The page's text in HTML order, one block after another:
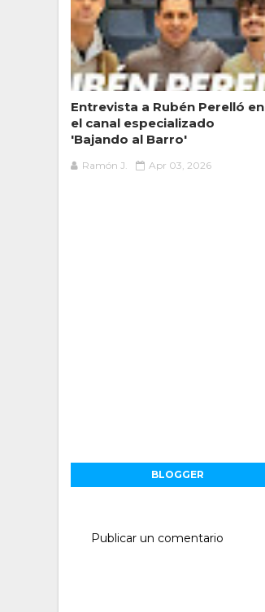
Entrevista a Rubén Perelló en
el canal especializado
'Bajando al Barro'
Ramón J. Apr 03, 2026
BLOGGER
Publicar un comentario